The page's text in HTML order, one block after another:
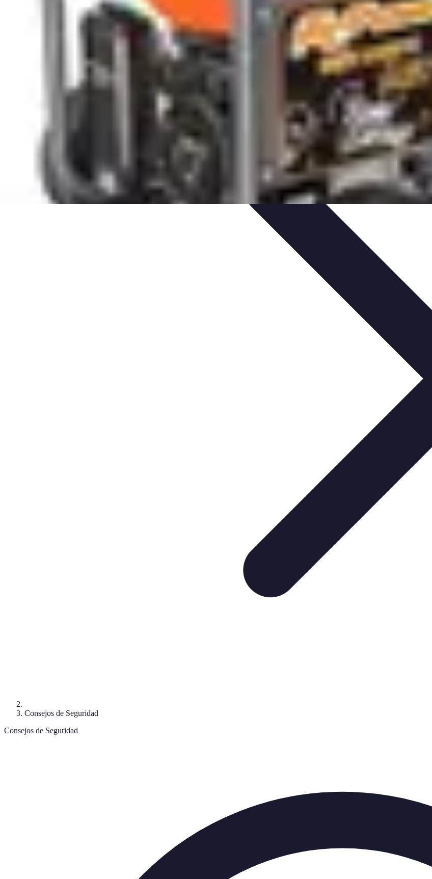
Consejos y MantenimientoGuías y TutorialesConsejos de Seguridad Guía de Compra Guías de Compra
Consejos de Seguridad
Consejos de Seguridad